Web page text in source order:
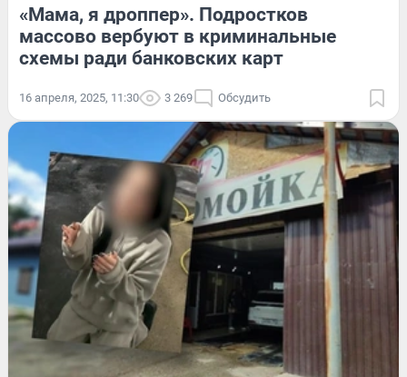
«Мама, я дроппер». Подростков
массово вербуют в криминальные
схемы ради банковских карт
16 апреля, 2025, 11:30 3 269 Обсудить